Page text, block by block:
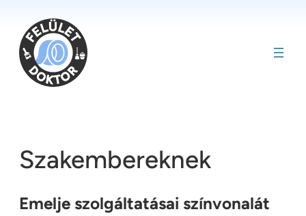
tartalomhoz
Szakembereknek
Emelje szolgáltatásai színvonalát